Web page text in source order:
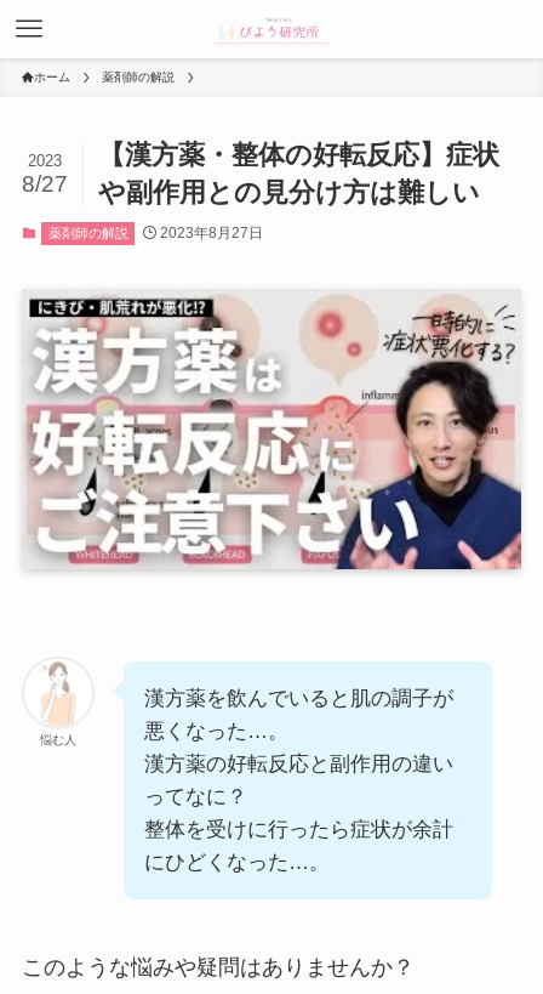
ホーム 薬剤師の解説
【漢方薬・整体の好転反応】症状
や副作用との見分け方は難しい
2023
8/27
薬剤師の解説 2023年8月27日
悩む人
漢方薬を飲んでいると肌の調子が
悪くなった…。
漢方薬の好転反応と副作用の違い
ってなに？
整体を受けに行ったら症状が余計
にひどくなった…。
このような悩みや疑問はありませんか？